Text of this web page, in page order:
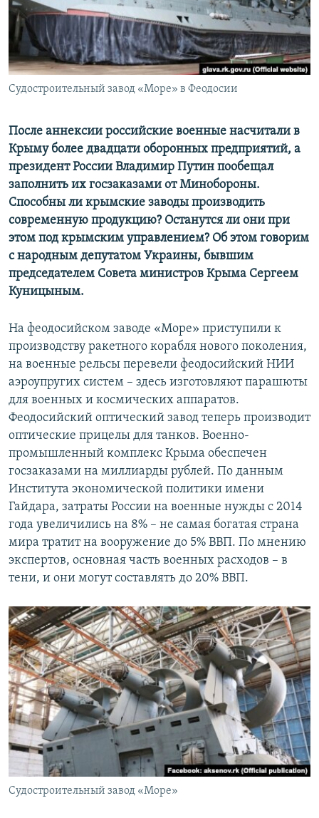
ПОБЕДИТЕЛЕЙ НЕ СУДЯТ?
КРЫМ.НЕПОКОРЕННЫЙ
ELIFBE
УКРАИНСКАЯ ПРОБЛЕМА КРЫМА
ПРИСОЕДИНЯЙТЕСЬ!
Судостроительный завод «Море» в Феодосии
После аннексии российские военные насчитали в
Крыму более двадцати оборонных предприятий, а
президент России Владимир Путин пообещал
заполнить их госзаказами от Минобороны.
Способны ли крымские заводы производить
современную продукцию? Останутся ли они при
этом под крымским управлением? Об этом говорим
с народным депутатом Украины, бывшим
председателем Совета министров Крыма Сергеем
Куницыным.
На феодосийском заводе «Море» приступили к
производству ракетного корабля нового поколения,
на военные рельсы перевели феодосийский НИИ
аэроупругих систем – здесь изготовляют парашюты
для военных и космических аппаратов.
Феодосийский оптический завод теперь производит
оптические прицелы для танков. Военно-
промышленный комплекс Крыма обеспечен
госзаказами на миллиарды рублей. По данным
Института экономической политики имени
Гайдара, затраты России на военные нужды с 2014
года увеличились на 8% – не самая богатая страна
мира тратит на вооружение до 5% ВВП. По мнению
экспертов, основная часть военных расходов – в
тени, и они могут составлять до 20% ВВП.
Судостроительный завод «Море»